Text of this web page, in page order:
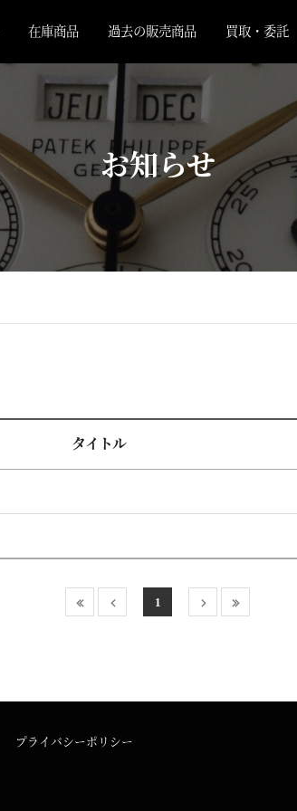
在庫商品 過去の販売商品 買取・委託
お知らせ
タイトル
1
プライバシーポリシー